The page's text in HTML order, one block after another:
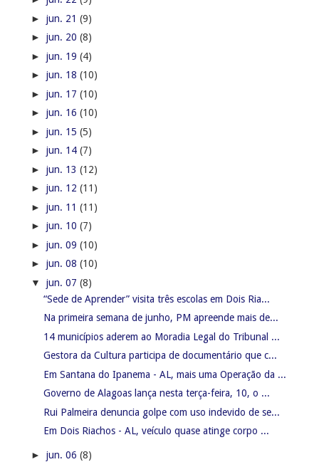
► jun. 21 (9)
► jun. 20 (8)
► jun. 19 (4)
► jun. 18 (10)
► jun. 17 (10)
► jun. 16 (10)
► jun. 15 (5)
► jun. 14 (7)
► jun. 13 (12)
► jun. 12 (11)
► jun. 11 (11)
► jun. 10 (7)
► jun. 09 (10)
► jun. 08 (10)
▼ jun. 07 (8)
“Sede de Aprender” visita três escolas em Dois Ria...
Na primeira semana de junho, PM apreende mais de...
14 municípios aderem ao Moradia Legal do Tribunal ...
Gestora da Cultura participa de documentário que c...
Em Santana do Ipanema - AL, mais uma Operação da ...
Governo de Alagoas lança nesta terça-feira, 10, o ...
Rui Palmeira denuncia golpe com uso indevido de se...
Em Dois Riachos - AL, veículo quase atinge corpo ...
► jun. 06 (8)